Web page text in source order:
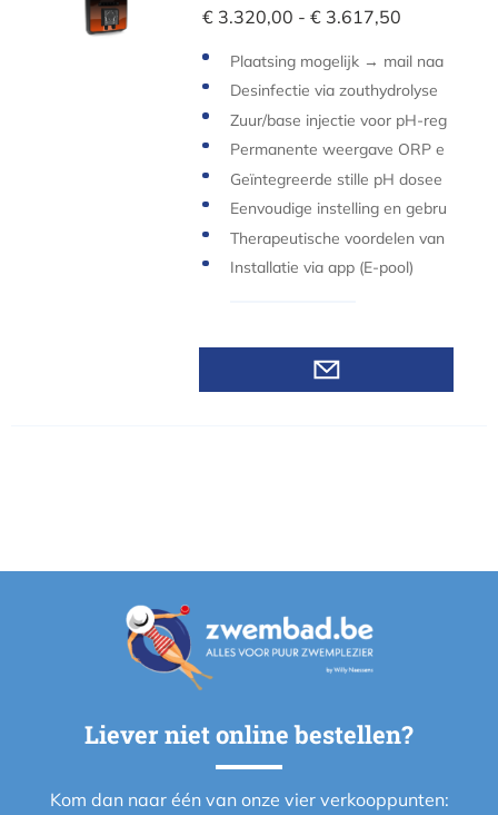
€ 3.320,00 - € 3.617,50
Plaatsing mogelijk → mail naa
rinfo@zwembad.be
Desinfectie via zouthydrolyse
Zuur/base injectie voor pH-reg
eling
Permanente weergave ORP e
n pH waardes
Geïntegreerde stille pH dosee
rpomp
Eenvoudige instelling en gebru
iksvriendelijk apparaat
Therapeutische voordelen van
zout water
Installatie via app (E-pool)
Bekijk varianten
Liever niet online bestellen?
Kom dan naar één van onze vier verkooppunten: